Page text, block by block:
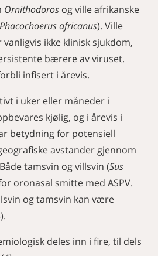
Ornithodoros og ville afrikanske
Phacochoerus africanus). Ville
ikke klinisk sjukdom,
bærere av viruset.
infisert i årevis.
i uker eller måneder i
kjølig, og i årevis i
betydning for potensiell
avstander gjennom
tamsvin og villsvin (Sus
oronasal smitte med ASPV.
og tamsvin kan være
deles inn i fire, til dels